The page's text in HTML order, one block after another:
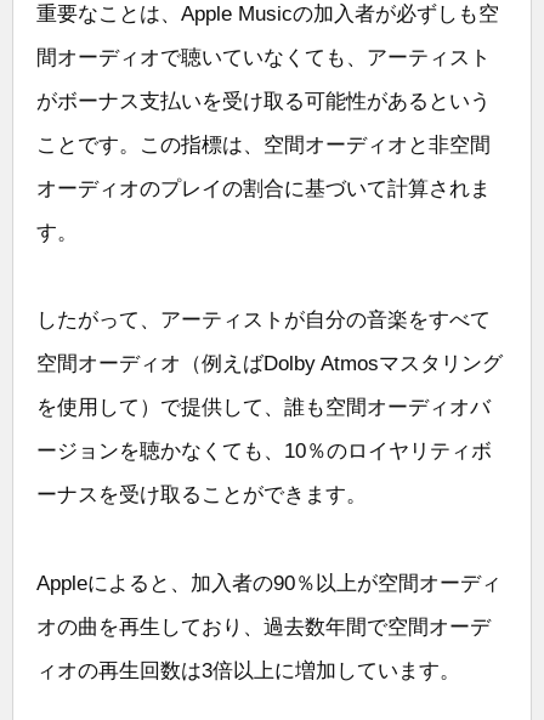
重要なことは、Apple Musicの加入者が必ずしも空
間オーディオで聴いていなくても、アーティスト
がボーナス支払いを受け取る可能性があるという
ことです。この指標は、空間オーディオと非空間
オーディオのプレイの割合に基づいて計算されま
す。
したがって、アーティストが自分の音楽をすべて
空間オーディオ（例えばDolby Atmosマスタリング
を使用して）で提供して、誰も空間オーディオバ
ージョンを聴かなくても、10％のロイヤリティボ
ーナスを受け取ることができます。
Appleによると、加入者の90％以上が空間オーディ
オの曲を再生しており、過去数年間で空間オーデ
ィオの再生回数は3倍以上に増加しています。